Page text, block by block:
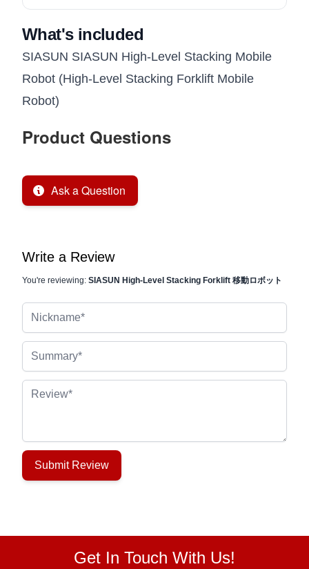
What's included
SIASUN SIASUN High-Level Stacking Mobile
Robot (High-Level Stacking Forklift Mobile
Robot)
Product Questions
Ask a Question
Write a Review
You're reviewing: SIASUN High-Level Stacking Forklift 移動ロボット
Review
Submit Review
Get In Touch With Us!